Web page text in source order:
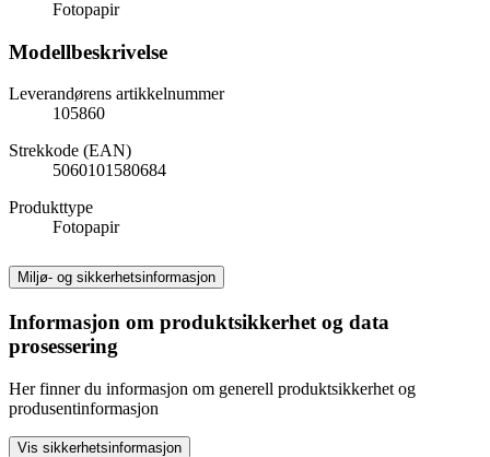
Fotopapir
Modellbeskrivelse
Leverandørens artikkelnummer
105860
Strekkode (EAN)
5060101580684
Produkttype
Fotopapir
Miljø- og sikkerhetsinformasjon
Informasjon om produktsikkerhet og data
prosessering
Her finner du informasjon om generell produktsikkerhet og
produsentinformasjon
Vis sikkerhetsinformasjon